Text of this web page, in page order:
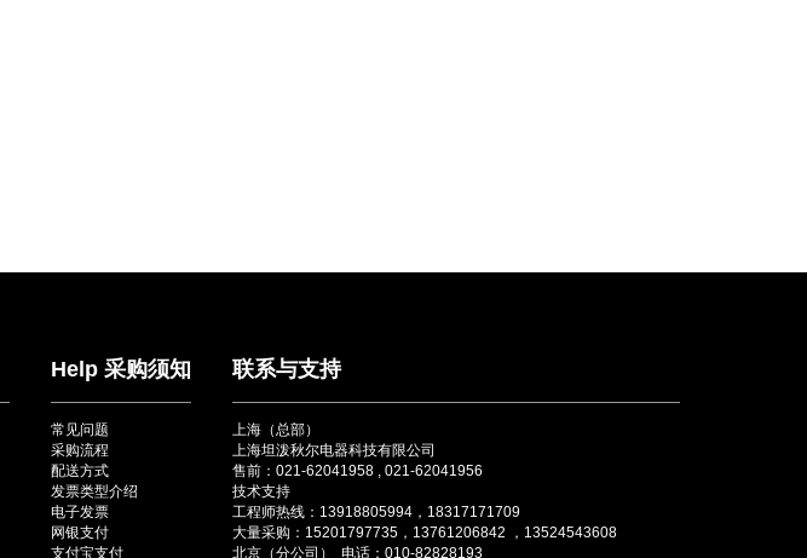
Help 采购须知
常见问题
采购流程
配送方式
发票类型介绍
电子发票
网银支付
支付宝支付
联系与支持
上海（总部）
上海坦泼秋尔电器科技有限公司
售前：021-62041958 , 021-62041956
技术支持
工程师热线：13918805994，18317171709
大量采购：15201797735，13761206842 ，13524543608
北京（分公司） 电话：010-82828193